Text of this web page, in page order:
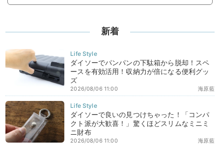
新着
ダイソーでパンパンの下駄箱から脱却！スペ
ースを有効活用！収納力が倍になる便利グッ
ズ
海原藍
2026/08/06 11:00
ダイソーで良いの見つけちゃった！「コンパ
クト派が大歓喜！」驚くほどスリムなミニミ
ニ財布
海原藍
2026/08/06 11:00